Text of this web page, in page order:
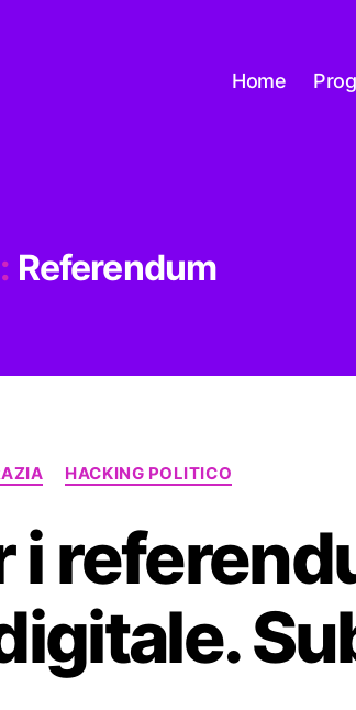
Home
Referendum
Categorie
HACKING POLITICO
i